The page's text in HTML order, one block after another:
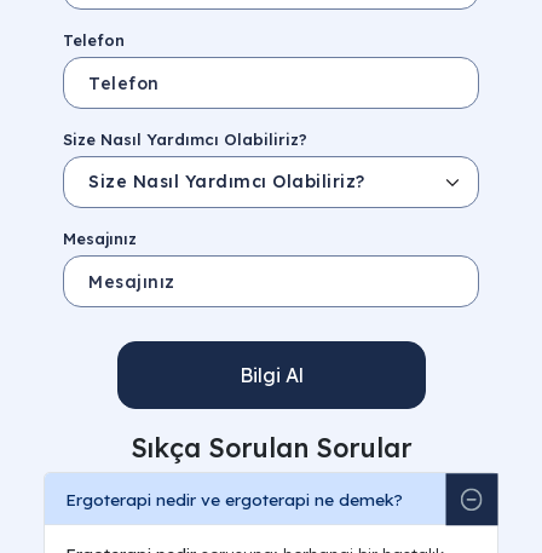
Telefon
Size Nasıl Yardımcı Olabiliriz?
Mesajınız
Bilgi Al